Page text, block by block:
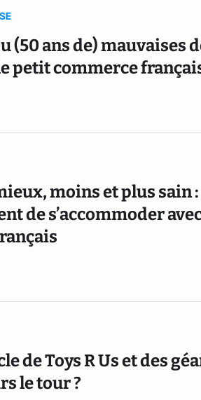
(50 ans de) mauvaises
petit commerce
moins et plus sain
de s’accommoder
de Toys R Us et des
le tour ?